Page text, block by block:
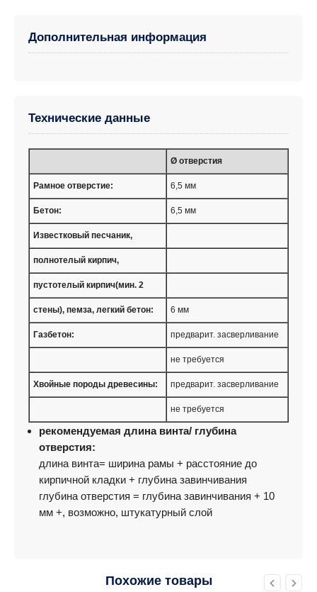
Дополнительная информация
Технические данные
Ø отверстия
Рамное отверстие: 6,5 мм
Бетон: 6,5 мм
Известковый песчаник,
полнотелый кирпич,
пустотелый кирпич(мин. 2
стены), пемза, легкий бетон: 6 мм
Газбетон: предварит. засверливание
не требуется
Хвойные породы древесины: предварит. засверливание
не требуется
рекомендуемая длина винта/ глубина
отверстия:
длина винта= ширина рамы + расстояние до
кирпичной кладки + глубина завинчивания
глубина отверстия = глубина завинчивания + 10
мм +, возможно, штукатурный слой
Похожие товары